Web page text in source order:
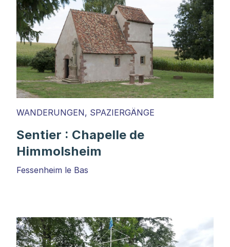
WANDERUNGEN, SPAZIERGÄNGE
Sentier : Chapelle de
Himmolsheim
Fessenheim le Bas